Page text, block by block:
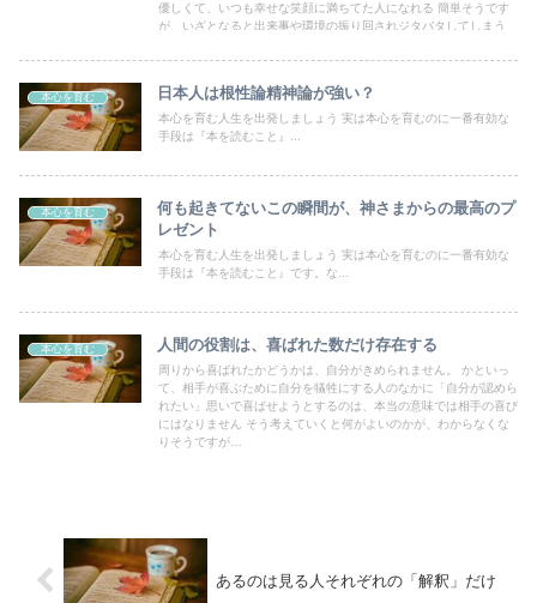
優しくて、いつも幸せな笑顔に満ちてた人になれる 簡単そうです
が、いざとなると出来事や環境の振り回されジタバタしてしまう
本心を育む 日本人は根性論精神論が強い？
本心を育む人生を出発しましょう 実は本心を育むのに一番有効な
手段は『本を読むこと』...
本心を育む
何も起きてないこの瞬間が、神さまからの最高のプ
レゼント
本心を育む人生を出発しましょう 実は本心を育むのに一番有効な
手段は『本を読むこと』です。な...
本心を育む 人間の役割は、喜ばれた数だけ存在する
周りから喜ばれたかどうかは、自分がきめられません。 かといっ
て、相手が喜ぶために自分を犠牲にする人のなかに「自分が認めら
れたい」思いで喜ばせようとするのは、本当の意味では相手の喜び
にはなりません そう考えていくと何がよいのかが、わからなくな
りそうですが…
あるのは見る人それぞれの「解釈」だけ